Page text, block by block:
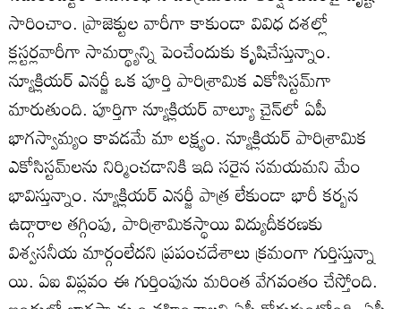
సారించాం. ప్రాజెక్టుల వారీగా కాకుండా వివిధ దశల్లో
క్లస్టర్లవారీగా సామర్థ్యాన్ని పెంచేందుకు కృషిచేస్తున్నాం.
న్యూక్లియర్‌ ఎనర్జీ ఒక పూర్తి పారిశ్రామిక ఎకోసిస్టమ్‌గా
మారుతుంది. పూర్తిగా న్యూక్లియర్‌ వాల్యూ చైన్‌లో ఏపీ
భాగస్వామ్యం కావడమే మా లక్ష్యం. న్యూక్లియర్‌ పారిశ్రామిక
ఎకోసిస్టమ్‌లను నిర్మించడానికి ఇది సరైన సమయమని మేం
భావిస్తున్నాం. న్యూక్లియర్‌ ఎనర్జీ పాత్ర లేకుండా భారీ కర్బన
ఉద్గారాల తగ్గింపు, పారిశ్రామికస్థాయి విద్యుదీకరణకు
విశ్వసనీయ మార్గంలేదని ప్రపంచదేశాలు క్రమంగా గుర్తిస్తున్నా
యి. ఏఐ విప్లవం ఈ గుర్తింపును మరింత వేగవంతం చేస్తోంది.